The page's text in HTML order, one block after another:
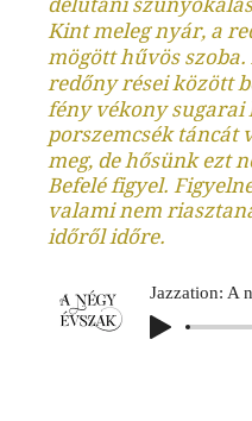
délutáni
Kint meleg nyár, a
mögött hűvös szoba.
redőny rései között
fény vékony sugarai
porszemcsék táncát
meg, de hősünk ezt
Befelé figyel.
valami nem
időről időre.